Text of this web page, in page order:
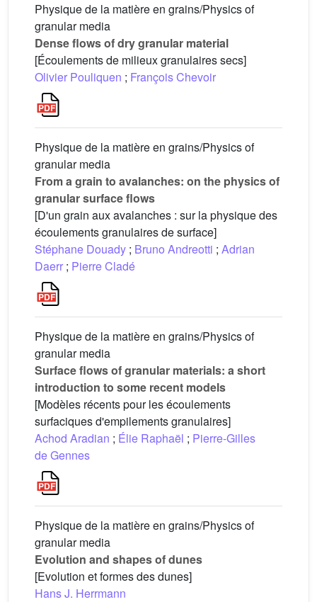
Physique de la matière en grains/Physics of
granular media
Dense flows of dry granular material
[Écoulements de milieux granulaires secs]
Olivier Pouliquen ; François Chevoir
Physique de la matière en grains/Physics of
granular media
From a grain to avalanches: on the physics of
granular surface flows
[D'un grain aux avalanches : sur la physique des
écoulements granulaires de surface]
Stéphane Douady ; Bruno Andreotti ; Adrian
Daerr ; Pierre Cladé
Physique de la matière en grains/Physics of
granular media
Surface flows of granular materials: a short
introduction to some recent models
[Modèles récents pour les écoulements
surfaciques d'empilements granulaires]
Achod Aradian ; Élie Raphaël ; Pierre-Gilles
de Gennes
Physique de la matière en grains/Physics of
granular media
Evolution and shapes of dunes
[Evolution et formes des dunes]
Hans J. Herrmann